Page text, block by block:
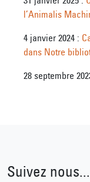
l’Animalis
4 janvier 2024 :
dans Notre
28 septembre
Suivez nous...